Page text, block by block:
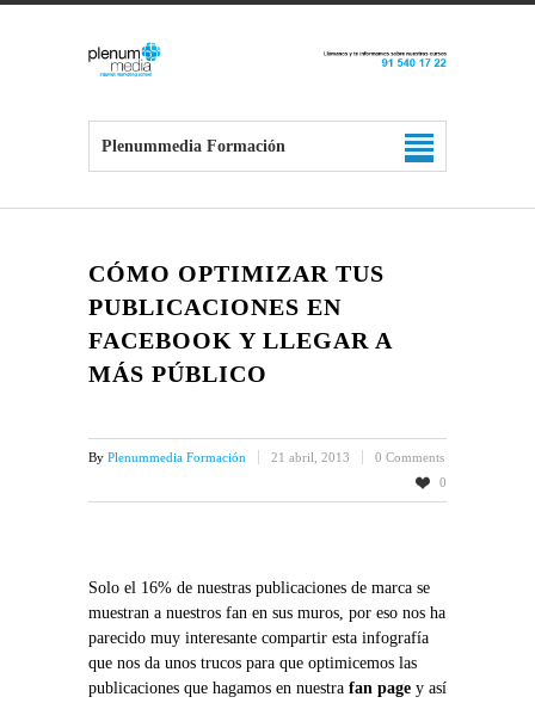
Plenummedia Formación
CÓMO OPTIMIZAR TUS
PUBLICACIONES EN
FACEBOOK Y LLEGAR A
MÁS PÚBLICO
By Plenummedia Formación 21 abril, 2013
0 Comments
0
Solo el 16% de nuestras publicaciones de marca se
muestran a nuestros fan en sus muros, por eso nos ha
parecido muy interesante compartir esta infografía
que nos da unos trucos para que optimicemos las
publicaciones que hagamos en nuestra fan page y así